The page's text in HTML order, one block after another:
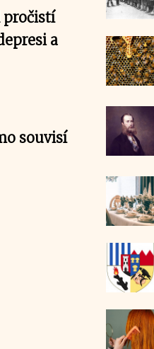
pročistí
a
souvisí